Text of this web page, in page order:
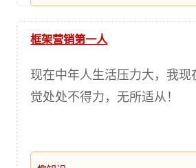
框架营销第一人
现在中年人生活压力大，我现
觉处处不得力，无所适从！